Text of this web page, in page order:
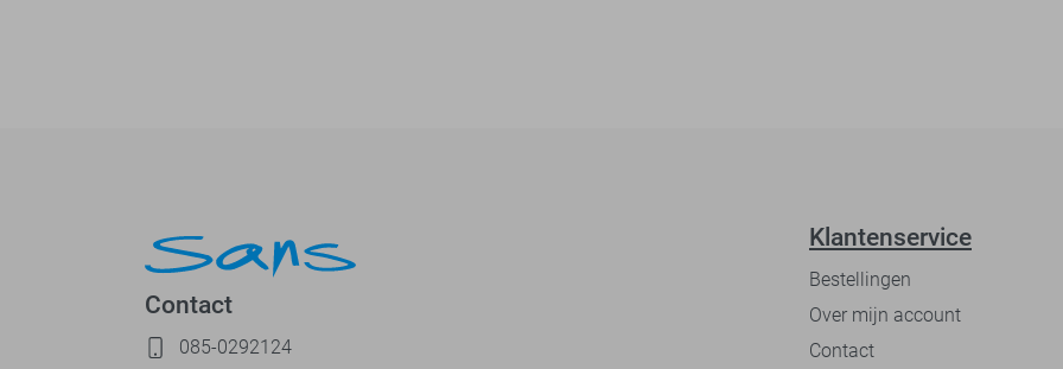
Contact
085-0292124
Klantenservice
Bestellingen
Over mijn account
Contact